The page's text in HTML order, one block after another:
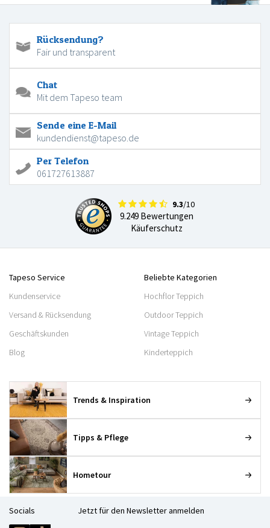
Rücksendung?
Fair und transparent
Chat
Mit dem Tapeso team
Sende eine E-Mail
kundendienst@tapeso.de
Per Telefon
061727613887
9.3/10
9.249 Bewertungen
Käuferschutz
Tapeso Service
Kundenservice
Versand & Rücksendung
Geschäftskunden
Blog
Beliebte Kategorien
Hochflor Teppich
Outdoor Teppich
Vintage Teppich
Kinderteppich
Trends & Inspiration
Tipps & Pflege
Hometour
Socials Jetzt für den Newsletter anmelden